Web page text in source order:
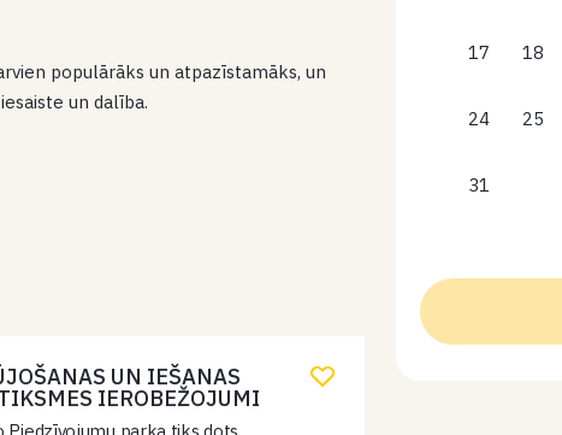
populārāks un atpazīstamāks, un
un dalība.
UN IEŠANAS
IEROBEŽOJUMI
17 18
24 25
31